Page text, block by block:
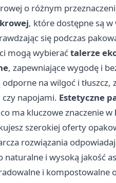
o różnym
, które dostępne są
się podczas
mogą wybieraćtalerze
, zapewniające wygodę i
odporne na wilgoć i tłuszcz,
napojami. Estetyczne
ma kluczowe znaczenie w
szerokiej oferty
rozwiązania
naturalne i wysoką jakość
i kompostowalne